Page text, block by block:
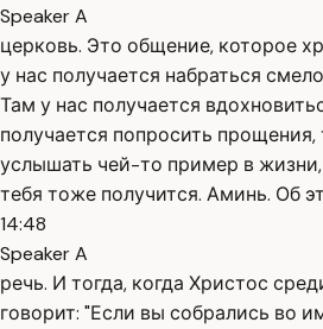
Speaker A
церковь. Это общение, которое
у нас получается набраться
Там у нас получается
получается попросить прощения,
услышать чей-то пример в
тебя тоже получится. Аминь. Об
14:48
Speaker A
речь. И тогда, когда Христос
говорит: "Если вы собрались во